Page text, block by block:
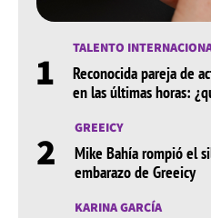
1 TALENTO
Reconocida pareja de
en las últimas horas:
2 GREEICY
Mike Bahía rompió el
embarazo de Greeicy
KARINA GARCÍA